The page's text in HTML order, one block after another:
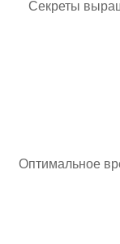
Секреты
Оптимальное